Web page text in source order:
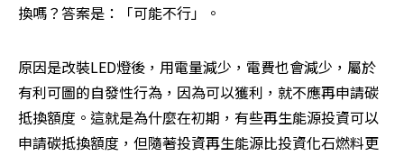
換嗎？答案是：「可能不行」。
原因是改裝LED燈後，用電量減少，電費也會減少，屬於
有利可圖的自發性行為，因為可以獲利，就不應再申請碳
抵換額度。這就是為什麼在初期，有些再生能源投資可以
申請碳抵換額度，但隨著投資再生能源比投資化石燃料更